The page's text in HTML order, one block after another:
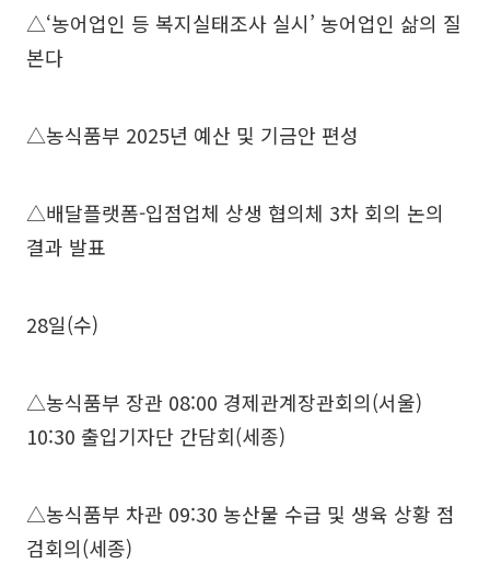
△‘농어업인 등 복지실태조사 실시’ 농어업인 삶의 질
본다
△농식품부 2025년 예산 및 기금안 편성
△배달플랫폼-입점업체 상생 협의체 3차 회의 논의
결과 발표
28일(수)
△농식품부 장관 08:00 경제관계장관회의(서울)
10:30 출입기자단 간담회(세종)
△농식품부 차관 09:30 농산물 수급 및 생육 상황 점
검회의(세종)